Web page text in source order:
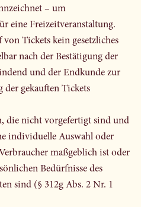
– um
eine Freizeitveranstaltung.
Tickets kein gesetzliches
nach der Bestätigung der
und der Endkunde zur
der gekauften Tickets
die nicht vorgefertigt sind und
individuelle Auswahl oder
maßgeblich ist oder
Bedürfnisse des
sind (§ 312g Abs. 2 Nr. 1